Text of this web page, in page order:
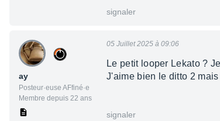
signaler
ay
Posteur·euse AFfiné·e
Membre depuis 22 ans
05 Juillet 2025 à 09:06
Le petit looper Lekato ?
J'aime bien le ditto 2
signaler